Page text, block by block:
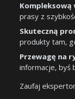
Kompleksową
prasy z
Skuteczną
produkty tam,
Przewagę na
informacje, byś
Zaufaj